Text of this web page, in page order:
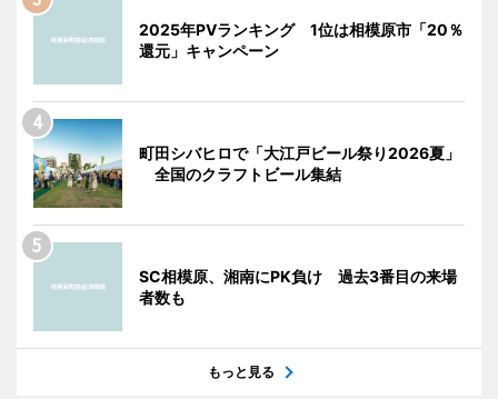
2025年PVランキング 1位は相模原市「20％
還元」キャンペーン
町田シバヒロで「大江戸ビール祭り2026夏」
全国のクラフトビール集結
SC相模原、湘南にPK負け 過去3番目の来場
者数も
もっと見る